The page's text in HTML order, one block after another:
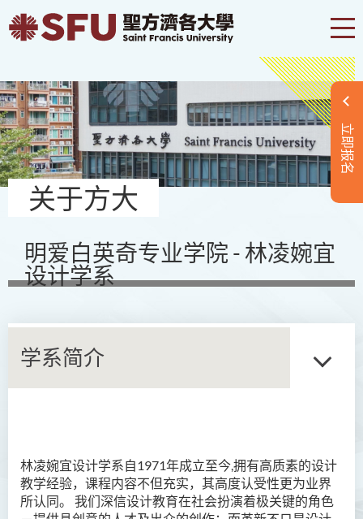
立即报名
关于方大
明爱白英奇专业学院 - 林凌婉宜
设计学系
学系简介
林凌婉宜设计学系自1971年成立至今,拥有高质素的设计
教学经验，课程内容不但充实，其高度认受性更为业界
所认同。 我们深信设计教育在社会扮演着极关键的角色
系主任的话
课程概览